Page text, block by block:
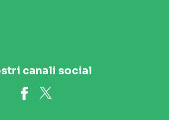
canali social